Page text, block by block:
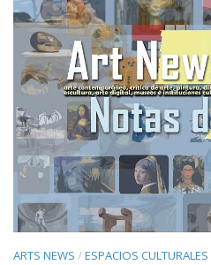
ARTS NEWS /ESPACIOS CULTURALES